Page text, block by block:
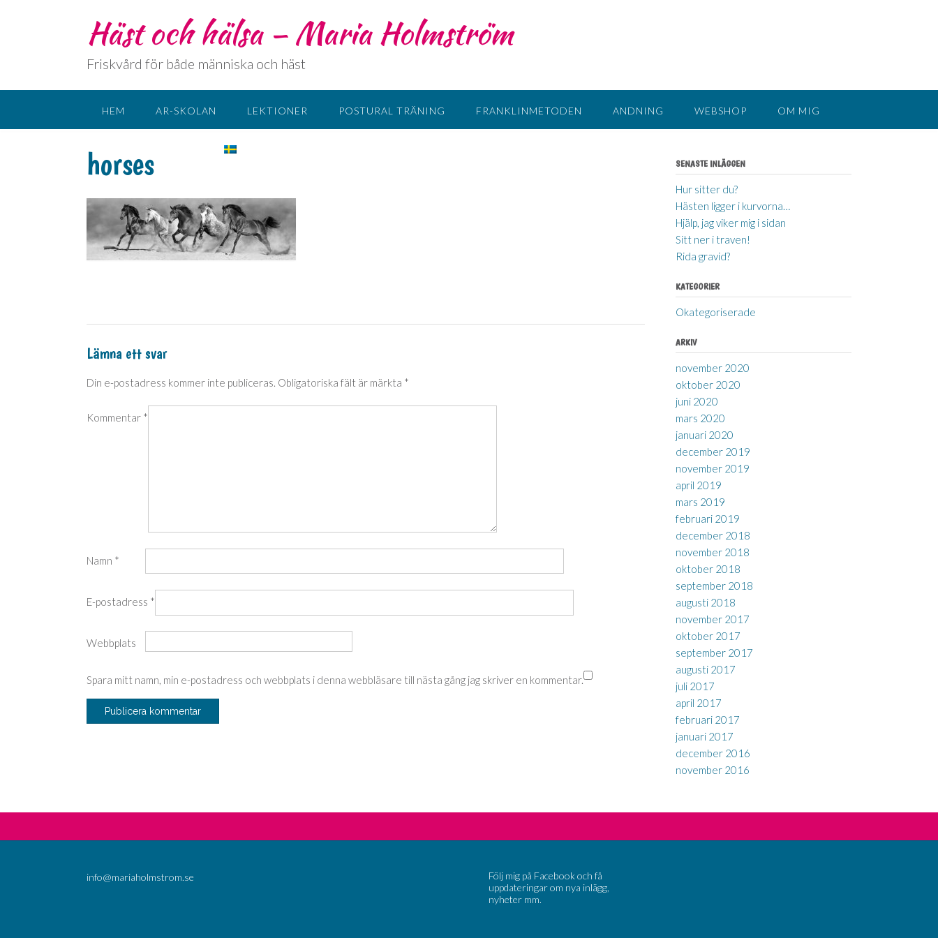
Häst och hälsa – Maria Holmström
Friskvård för både människa och häst
HEM AR-SKOLAN LEKTIONER POSTURAL TRÄNING FRANKLINMETODEN ANDNING WEBSHOP OM MIG
horses
Lämna ett svar
Din e-postadress kommer inte publiceras. Obligatoriska fält är märkta *
Kommentar *
Namn *
E-postadress *
Webbplats
Spara mitt namn, min e-postadress och webbplats i denna webbläsare till nästa gång jag skriver en kommentar.
SENASTE INLÄGGEN
Hur sitter du?
Hästen ligger i kurvorna…
Hjälp, jag viker mig i sidan
Sitt ner i traven!
Rida gravid?
KATEGORIER
Okategoriserade
ARKIV
november 2020
oktober 2020
juni 2020
mars 2020
januari 2020
december 2019
november 2019
april 2019
mars 2019
februari 2019
december 2018
november 2018
oktober 2018
september 2018
augusti 2018
november 2017
oktober 2017
september 2017
augusti 2017
juli 2017
april 2017
februari 2017
januari 2017
december 2016
november 2016
Följ mig på Facebook och få
uppdateringar om nya inlägg,
nyheter mm.
info@mariaholmstrom.se